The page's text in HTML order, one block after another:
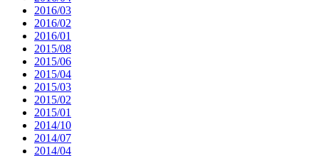
2016/03
2016/02
2016/01
2015/08
2015/06
2015/04
2015/03
2015/02
2015/01
2014/10
2014/07
2014/04